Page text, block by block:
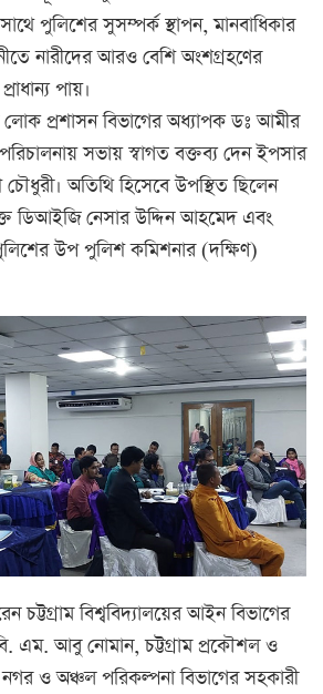
পুলিশের সুসম্পর্ক স্থাপন, মানবাধিকার
নারীদের আরও বেশি অংশগ্রহণের
পায়।
লোক প্রশাসন বিভাগের অধ্যাপক ডঃ আমীর
সভায় স্বাগত বক্তব্য দেন ইপসার
অতিথি হিসেবে উপস্থিত ছিলেন
ডিআইজি নেসার উদ্দিন আহমেদ এবং
পুলিশের উপ পুলিশ কমিশনার (দক্ষিণ)
চট্টগ্রাম বিশ্ববিদ্যালয়ের আইন বিভাগের
এম. আবু নোমান, চট্টগ্রাম প্রকৌশল ও
নগর ও অঞ্চল পরিকল্পনা বিভাগের সহকারী